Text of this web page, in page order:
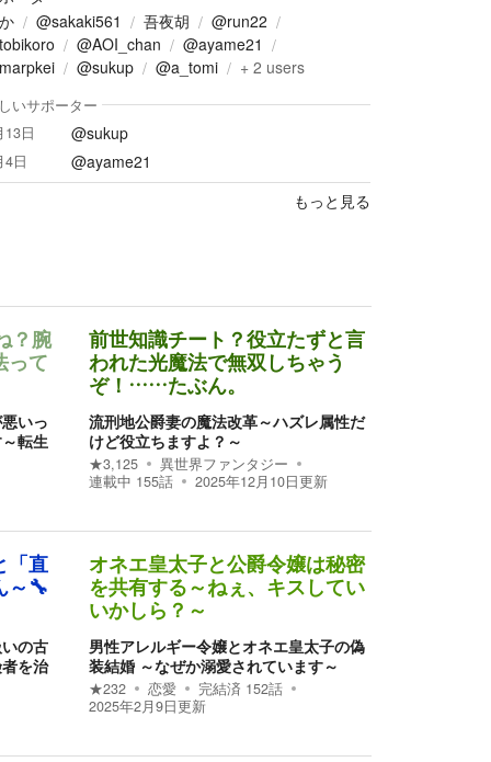
@sakaki561 吾夜胡
@run22
@AOI_chan
@ayame21
@sukup @a_tomi + 2 users
いサポーター
13日
@sukup
4日
@ayame21
もっと見る
？腕
って
いっ
転生
前世知識チート？役立たずと言
われた光魔法で無双しちゃう
ぞ！……たぶん。
流刑地公爵妻の魔法改革～ハズレ属性だ
けど役立ちますよ？～
★3,125
異世界ファンタジー
連載中 155話 2025年12月10日更新
「直
～🔧
の古
を治
オネエ皇太子と公爵令嬢は秘密
を共有する～ねぇ、キスしてい
いかしら？～
男性アレルギー令嬢とオネエ皇太子の偽
装結婚 ～なぜか溺愛されています～
★232 恋愛 完結済 152話
2025年2月9日更新